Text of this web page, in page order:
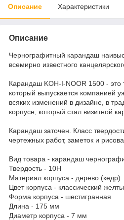
Описание Характеристики
Описание
Чернографитный карандаш
всемирно известного
Карандаш KOH-I-NOOR 1500 - это
который выпускается компанией
всяких изменений в дизайне, в
корпусе, который стал визитной
Карандаш заточен. Класс
чертежных работ, заметок и
Вид товара - карандаш
Твердость - 10H
Материал корпуса - дерево (кедр)
Цвет корпуса - классический
Форма корпуса - шестигранная
Длина - 175 мм
Диаметр корпуса - 7 мм